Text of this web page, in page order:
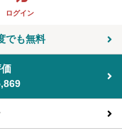
ログイン
でも無料